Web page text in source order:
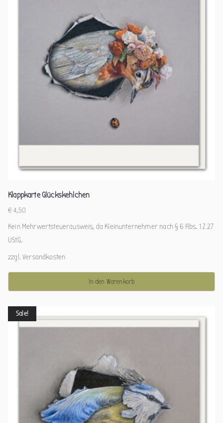
Klappkarte Glückskehlchen
€ 4,50
Kein Mehrwertsteuerausweis, da Kleinunternehmer nach § 6 Abs. 1 Z 27
UStG.
zzgl.Versandkosten
In den Warenkorb
Sale!